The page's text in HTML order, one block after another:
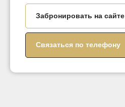
Забронировать на сайте
Связаться по телефону